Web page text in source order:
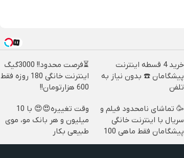
خرید 4 قسطه اینترنت
پیشگامان ☎️ بدون نیاز به
تلفن
⏳فرصت محدود!! 3000گیگ
اینترنت خانگی 180 روزه فقط
600 هزارتومان!!
🥳 تماشای نامحدود فیلم و
سریال با اینترنت خانگی
پیشگامان فقط ماهی 100
وقت تغییره😍😍 با 10
میلیون و هر بانک مو، موی
طبیعی بکار